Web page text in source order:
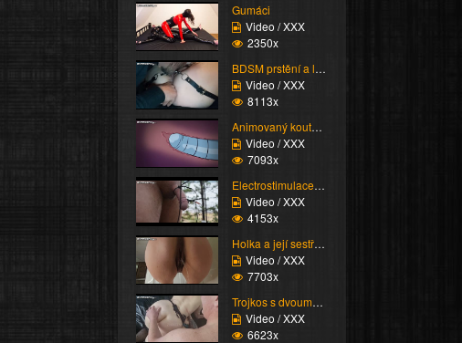
Gumáci
Video / XXX
2350x
BDSM prstění a lízání ...
Video / XXX
8113x
Animovaný koutek vol.1...
Video / XXX
7093x
Electrostimulace pinďo...
Video / XXX
4153x
Holka a její sestřih c...
Video / XXX
7703x
Trojkos s dvouma kurva...
Video / XXX
6623x